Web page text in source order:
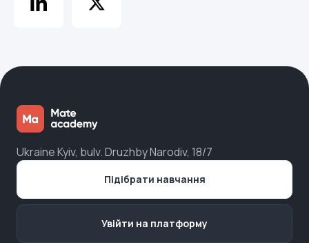
Ukraine Kyiv, bulv. Druzhby Narodiv, 18/7
Підібрати навчання
Увійти на платформу